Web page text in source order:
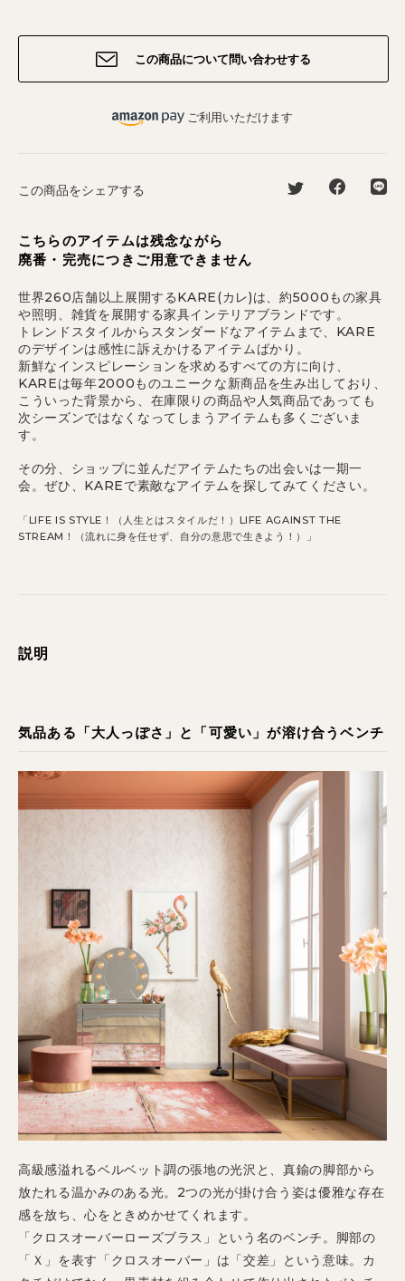
この商品について問い合わせする
ご利用いただけます
この商品をシェアする
こちらのアイテムは残念ながら
廃番・完売につきご用意できません
世界260店舗以上展開するKARE(カレ)は、約5000もの家具
や照明、雑貨を展開する家具インテリアブランドです。
トレンドスタイルからスタンダードなアイテムまで、KARE
のデザインは感性に訴えかけるアイテムばかり。
新鮮なインスピレーションを求めるすべての方に向け、
KAREは毎年2000ものユニークな新商品を生み出しており、
こういった背景から、在庫限りの商品や人気商品であっても
次シーズンではなくなってしまうアイテムも多くございま
す。
その分、ショップに並んだアイテムたちの出会いは一期一
会。ぜひ、KAREで素敵なアイテムを探してみてください。
「LIFE IS STYLE！（人生とはスタイルだ！）LIFE AGAINST THE
STREAM！（流れに身を任せず、自分の意思で生きよう！）」
説明
気品ある「大人っぽさ」と「可愛い」が溶け合うベンチ
高級感溢れるベルベット調の張地の光沢と、真鍮の脚部から
放たれる温かみのある光。2つの光が掛け合う姿は優雅な存在
感を放ち、心をときめかせてくれます。
「クロスオーバーローズブラス」という名のベンチ。脚部の
「Ｘ」を表す「クロスオーバー」は「交差」という意味。カ